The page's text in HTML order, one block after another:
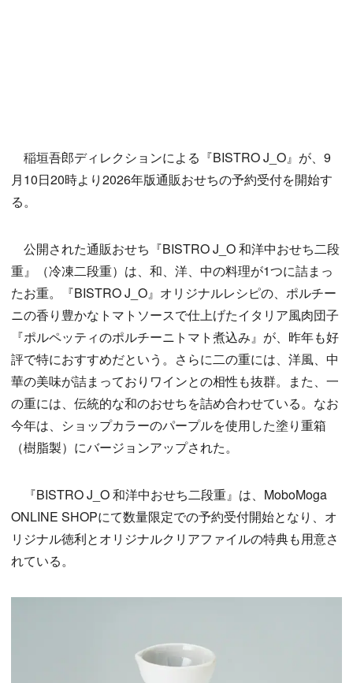
稲垣吾郎ディレクションによる『BISTRO J_O』が、9
月10日20時より2026年版通販おせちの予約受付を開始す
る。
公開された通販おせち『BISTRO J_O 和洋中おせち二段
重』（冷凍二段重）は、和、洋、中の料理が1つに詰まっ
たお重。『BISTRO J_O』オリジナルレシピの、ポルチー
ニの香り豊かなトマトソースで仕上げたイタリア風肉団子
『ポルペッティのポルチーニトマト煮込み』が、昨年も好
評で特におすすめだという。さらに二の重には、洋風、中
華の美味が詰まっておりワインとの相性も抜群。また、一
の重には、伝統的な和のおせちを詰め合わせている。なお
今年は、ショップカラーのパープルを使用した塗り重箱
（樹脂製）にバージョンアップされた。
『BISTRO J_O 和洋中おせち二段重』は、MoboMoga
ONLINE SHOPにて数量限定での予約受付開始となり、オ
リジナル徳利とオリジナルクリアファイルの特典も用意さ
れている。